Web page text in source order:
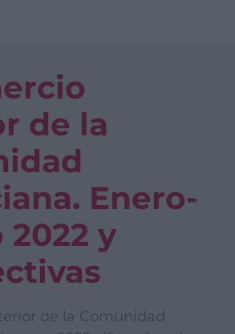
de la
Enero-
y
de la Comunidad